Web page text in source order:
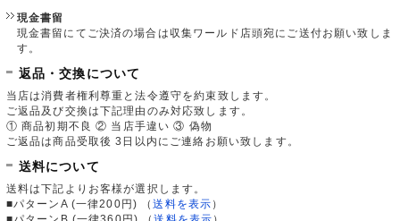
現金書留
現金書留にてご決済の場合は収集ワールド店頭宛にご送付お願い致しま
す。
返品・交換について
当店は消費者権利尊重と法令遵守を約束致します。
ご返品及び交換は下記理由のみ対応致します。
① 商品初期不良 ② 当店手違い ③ 偽物
ご返品は商品受取後 3日以内にご連絡お願い致します。
送料について
送料は下記よりお客様が選択します。
■パターンA (一律200円)
（送料を表示 ）